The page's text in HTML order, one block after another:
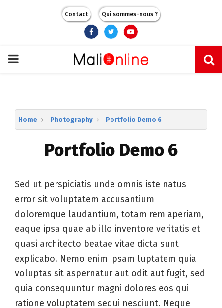
Contact Qui sommes-nous ?
FacebookTwitterYoutube
PRIMARY
Home Photography Portfolio Demo 6
Portfolio Demo 6
Sed ut perspiciatis unde omnis iste natus
error sit voluptatem accusantium
doloremque laudantium, totam rem aperiam,
eaque ipsa quae ab illo inventore veritatis et
quasi architecto beatae vitae dicta sunt
explicabo. Nemo enim ipsam luptatem quia
voluptas sit aspernatur aut odit aut fugit, sed
quia consequuntur magni dolores eos qui
ratione voluptatem sequi nesciunt. Neque